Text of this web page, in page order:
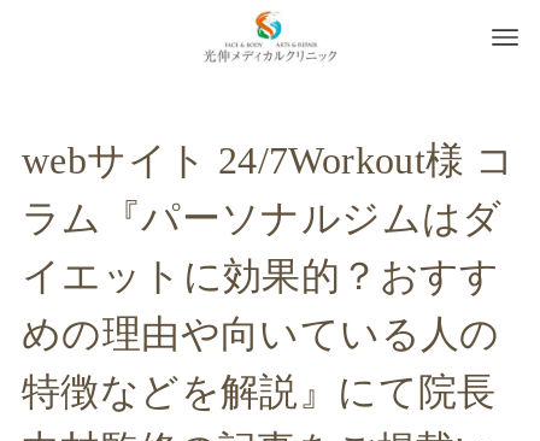
webサイト 24/7Workout様 コ
ラム『パーソナルジムはダ
イエットに効果的？おすす
めの理由や向いている人の
特徴などを解説』にて院長